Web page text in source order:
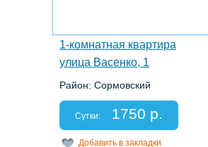
1-комнатная квартира
улица Васенко, 1
Район: Сормовский
Спальных мест: 2+2
Отчетные документы: есть
Сутки: 1750 р.
Добавить в закладки